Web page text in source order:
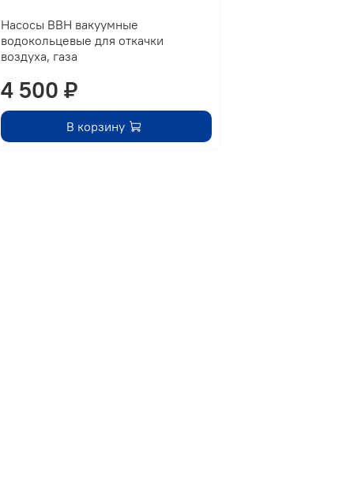
Насосы ВВН вакуумные
водокольцевые для откачки
воздуха, газа
4 500 ₽
В корзину